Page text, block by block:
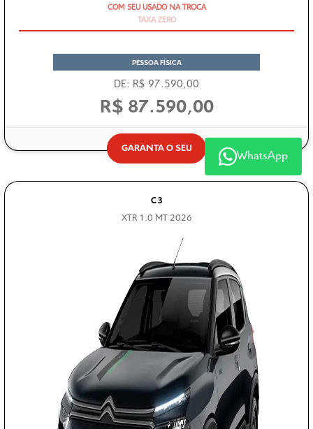
PESSOA FÍSICA
DE: R$ 97.590,00
R$ 87.590,00
GARANTA O SEU
C3
XTR 1.0 MT 2026
WhatsApp